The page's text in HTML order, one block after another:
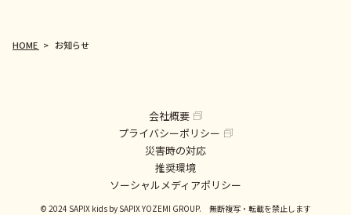
HOME お知らせ
会社概要
プライバシーポリシー
災害時の対応
推奨環境
ソーシャルメディアポリシー
© 2024 SAPIX kids by SAPIX YOZEMI GROUP. 無断複写・転載を禁止します